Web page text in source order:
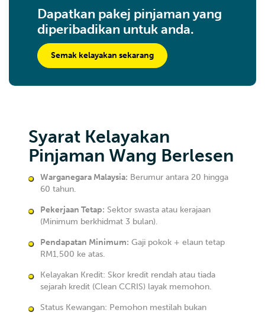
Dapatkan pakej pinjaman yang
diperibadikan untuk anda.
Semak kelayakan sekarang
Syarat Kelayakan
Pinjaman Wang Berlesen
Warganegara Malaysia: Berumur antara 20 hingga
60 tahun.
Pekerjaan Tetap: Sektor swasta atau kerajaan
(Minimum berkhidmat 3 bulan).
Pendapatan Minimum: Gaji pokok + elaun tetap
RM1,500 ke atas.
Kelayakan Kredit: Skor kredit rendah atau tiada
sejarah kredit (Clean CCRIS) layak memohon.
Status Kewangan: Pemohon mestilah bukan